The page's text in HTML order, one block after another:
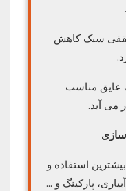
سبک کاهش
عایق مناسب
می آید.
استفاده و
پارکینگ و …